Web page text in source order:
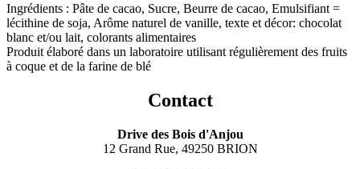
Ingrédients : Pâte de cacao, Sucre, Beurre de cacao, Emulsifiant =
lécithine de soja, Arôme naturel de vanille, texte et décor: chocolat
blanc et/ou lait, colorants alimentaires
Produit élaboré dans un laboratoire utilisant régulièrement des fruits
à coque et de la farine de blé
Contact
Drive des Bois d'Anjou
12 Grand Rue, 49250 BRION